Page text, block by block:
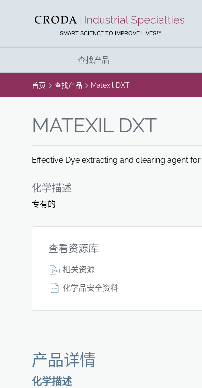
SMART SCIENCE TO IMPROVE LIVES™
查找产品
首页 查找产品 Matexil DXT
MATEXIL DXT
Effective Dye extracting and clearing agent
化学描述
专有的
查看资源库
相关资源
化学品安全资料
产品详情
化学描述